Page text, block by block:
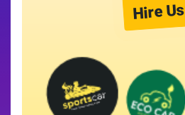
Hire Us